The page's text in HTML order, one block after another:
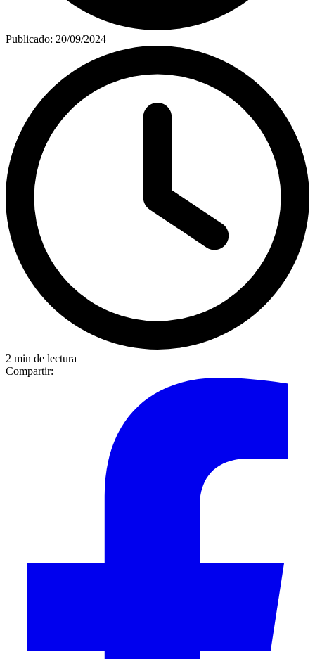
Publicado: 20/09/2024
2 min de lectura
Compartir: